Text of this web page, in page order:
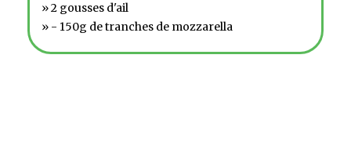
» 2 gousses d'ail
» - 150g de tranches de mozzarella